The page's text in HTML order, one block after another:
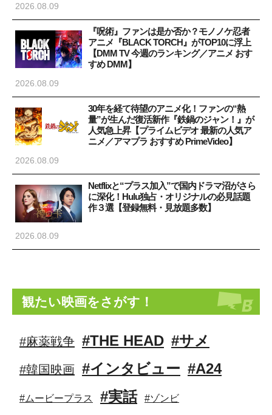
2026.08.09
『呪術』ファンは是か否か？モノノケ忍者
アニメ『BLACK TORCH』がTOP10に浮上
【DMM TV 今週のランキング／アニメ おす
すめ DMM】
2026.08.09
30年を経て待望のアニメ化！ファンの“熱
量”が生んだ復活新作『鉄鍋のジャン！』が
人気急上昇【プライムビデオ 最新の人気ア
ニメ／アマプラ おすすめ PrimeVideo】
2026.08.09
Netflixと“プラス加入”で国内ドラマ沼がさら
に深化！Hulu独占・オリジナルの必見話題
作３選【登録無料・見放題多数】
2026.08.09
観たい映画をさがす！
#麻薬戦争 #THE HEAD #サメ
#韓国映画 #インタビュー #A24
#ムービープラス #実話 #ゾンビ